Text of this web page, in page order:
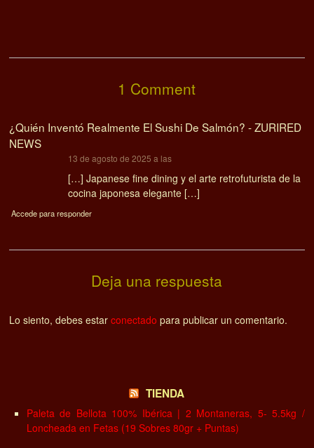
1 Comment
¿Quién Inventó Realmente El Sushi De Salmón? - ZURIRED
NEWS
13 de agosto de 2025 a las
[…] Japanese fine dining y el arte retrofuturista de la
cocina japonesa elegante […]
Accede para responder
Deja una respuesta
Lo siento, debes estarconectado para publicar un comentario.
TIENDA
Paleta de Bellota 100% Ibérica | 2 Montaneras, 5- 5.5kg /
Loncheada en Fetas (19 Sobres 80gr + Puntas)